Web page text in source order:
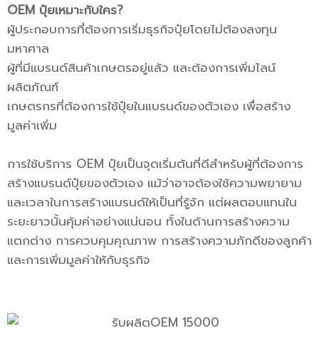
OEM ปุ๋ยเหมาะกับใคร?
ผู้ประกอบการที่ต้องการเริ่มธุรกิจปุ๋ยโดยไม่ต้องลงทุน
มหาศาล
ผู้ที่มีแบรนด์สินค้าเกษตรอยู่แล้ว และต้องการเพิ่มไลน์
ผลิตภัณฑ์
เกษตรกรที่ต้องการใช้ปุ๋ยในแบรนด์ของตัวเอง เพื่อสร้าง
มูลค่าเพิ่ม
การใช้บริการ OEM ปุ๋ยเป็นจุดเริ่มต้นที่ดีสำหรับผู้ที่ต้องการ
สร้างแบรนด์ปุ๋ยของตัวเอง แม้ว่าอาจต้องใช้ความพยายาม
และเวลาในการสร้างแบรนด์ให้เป็นที่รู้จัก แต่ผลตอบแทนใน
ระยะยาวนั้นคุ้มค่าอย่างแน่นอน ทั้งในด้านการสร้างความ
แตกต่าง การควบคุมคุณภาพ การสร้างความภักดีของลูกค้า
และการเพิ่มมูลค่าให้กับธุรกิจ